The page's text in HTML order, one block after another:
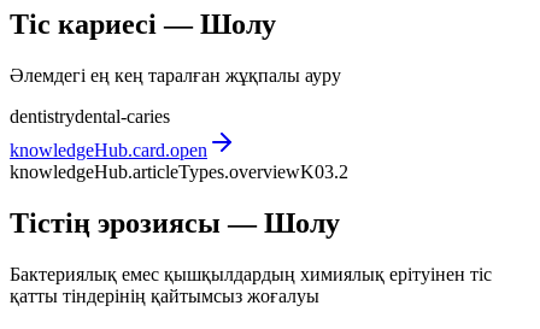
Тіс кариесі — Шолу
Әлемдегі ең кең таралған жұқпалы ауру
dentistrydental-caries
knowledgeHub.card.open
knowledgeHub.articleTypes.overviewK03.2
Тістің эрозиясы — Шолу
Бактериялық емес қышқылдардың химиялық ерітуінен тіс
қатты тіндерінің қайтымсыз жоғалуы